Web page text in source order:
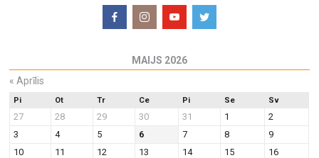
w
s
N
a
v
a
t
o
n
MAIJS 2026
« Aprīlis
Pi Ot Tr Ce Pi Se Sv
27 28 29 30 31 1
2
3
4 5 6 7 8
9
10
11 12 13 14 15
16